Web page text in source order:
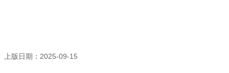
上版日期：2025-09-15